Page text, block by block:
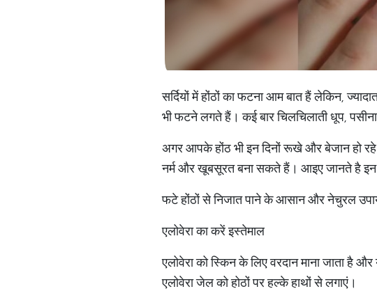
सर्दियों में होंठों का फटना आम बात हैं लेकिन,
भी फटने लगते हैं। कई बार चिलचिलाती धूप,
अगर आपके होंठ भी इन दिनों रूखे और बेजान हो
नर्म और खूबसूरत बना सकते हैं। आइए जानते है
फटे होंठों से निजात पाने के आसान और नेचुरल
एलोवेरा का करें इस्तेमाल
एलोवेरा को स्किन के लिए वरदान माना जाता है और
एलोवेरा जेल को होठों पर हल्के हाथों से लगाएं।